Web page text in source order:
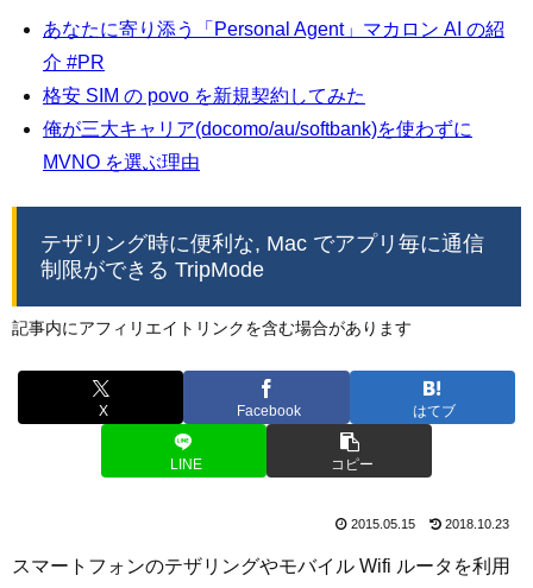
あなたに寄り添う「Personal Agent」マカロン AI の紹
介 #PR
格安 SIM の povo を新規契約してみた
俺が三大キャリア(docomo/au/softbank)を使わずに
MVNO を選ぶ理由
テザリング時に便利な, Mac でアプリ毎に通信
制限ができる TripMode
記事内にアフィリエイトリンクを含む場合があります
X Facebook はてブ
LINE コピー
2015.05.15 2018.10.23
スマートフォンのテザリングやモバイル Wifi ルータを利用